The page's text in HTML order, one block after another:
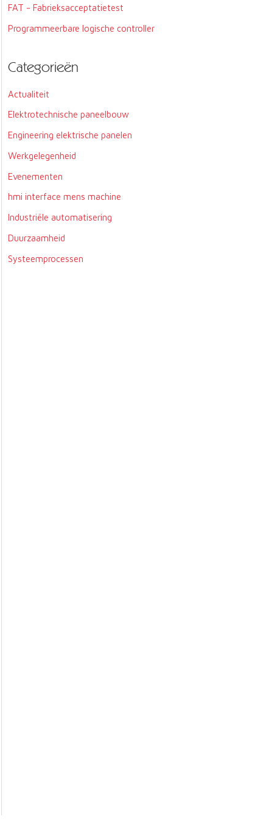
FAT - Fabrieksacceptatietest
Programmeerbare logische controller
Categorieën
Actualiteit
Elektrotechnische paneelbouw
Engineering elektrische panelen
Werkgelegenheid
Evenementen
hmi interface mens machine
Industriële automatisering
Duurzaamheid
Systeemprocessen